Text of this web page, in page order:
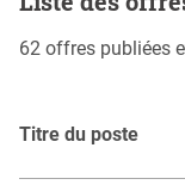
62 offres publiées
Titre du poste